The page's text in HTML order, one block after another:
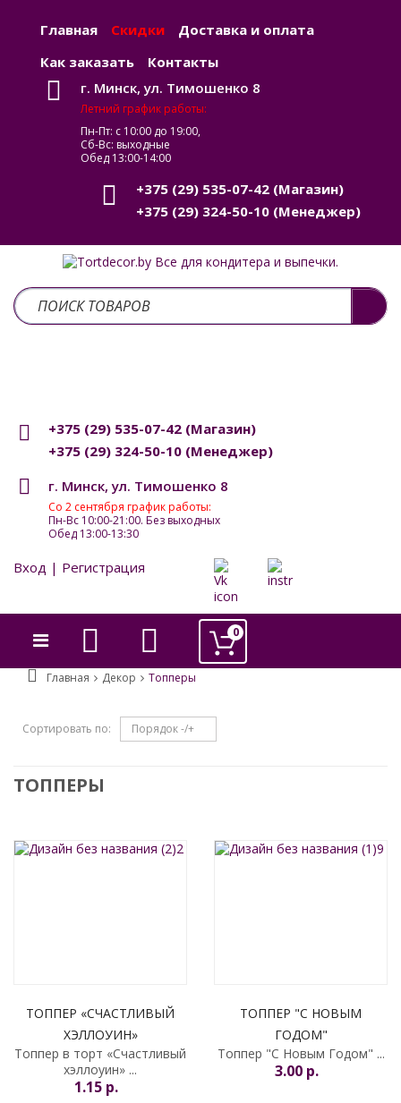
Главная Скидки
Доставка и оплата
Как заказать
Контакты
г. Минск, ул. Тимошенко 8
Летний график работы:
Пн-Пт: с 10:00 до 19:00,
Сб-Вс: выходные
Обед 13:00-14:00
+375 (29) 535-07-42 (Магазин)
+375 (29) 324-50-10 (Менеджер)
+375 (29) 535-07-42 (Магазин)
+375 (29) 324-50-10 (Менеджер)
г. Минск, ул. Тимошенко 8
Со 2 сентября график работы:
Пн-Вс 10:00-21:00. Без выходных
Обед 13:00-13:30
Вход | Регистрация
0
Главная Декор Топперы
Сортировать по Порядок -/+
ТОППЕРЫ
ТОППЕР «СЧАСТЛИВЫЙ
ХЭЛЛОУИН»
Топпер в торт «Счастливый
хэллоуин» ...
1.15 p.
ТОППЕР "С НОВЫМ
ГОДОМ"
Топпер "С Новым Годом" ...
3.00 p.